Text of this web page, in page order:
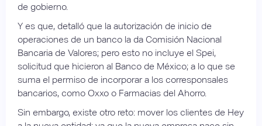
de gobierno.
Y es que, detalló que la autorización de inicio de
operaciones de un banco la da Comisión Nacional
Bancaria de Valores; pero esto no incluye el Spei,
solicitud que hicieron al Banco de México; a lo que se
suma el permiso de incorporar a los corresponsales
bancarios, como Oxxo o Farmacias del Ahorro.
Sin embargo, existe otro reto: mover los clientes de Hey